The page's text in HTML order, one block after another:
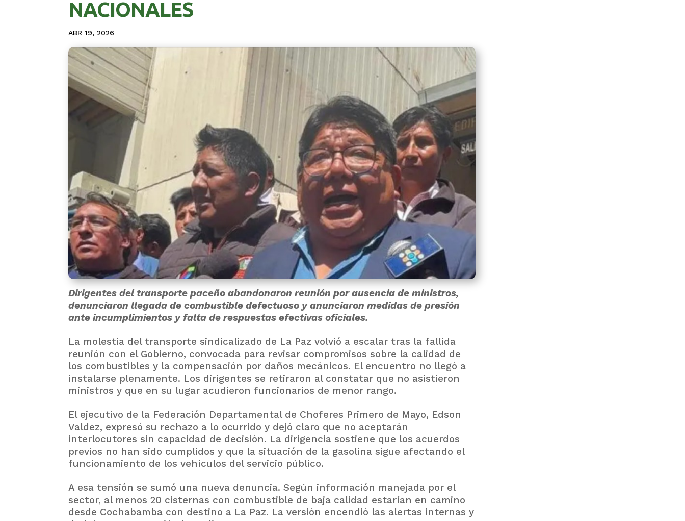
NACIONALES
ABR 19, 2026
Dirigentes del transporte paceño abandonaron reunión por ausencia de ministros,
denunciaron llegada de combustible defectuoso y anunciaron medidas de presión
ante incumplimientos y falta de respuestas efectivas oficiales.
La molestia del transporte sindicalizado de La Paz volvió a escalar tras la fallida
reunión con el Gobierno, convocada para revisar compromisos sobre la calidad de
los combustibles y la compensación por daños mecánicos. El encuentro no llegó a
instalarse plenamente. Los dirigentes se retiraron al constatar que no asistieron
ministros y que en su lugar acudieron funcionarios de menor rango.
El ejecutivo de la Federación Departamental de Choferes Primero de Mayo, Edson
Valdez, expresó su rechazo a lo ocurrido y dejó claro que no aceptarán
interlocutores sin capacidad de decisión. La dirigencia sostiene que los acuerdos
previos no han sido cumplidos y que la situación de la gasolina sigue afectando el
funcionamiento de los vehículos del servicio público.
A esa tensión se sumó una nueva denuncia. Según información manejada por el
sector, al menos 20 cisternas con combustible de baja calidad estarían en camino
desde Cochabamba con destino a La Paz. La versión encendió las alertas internas y